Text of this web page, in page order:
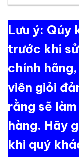
Lưu ý: Qúy
trước khi
chính
viên giỏi
rằng sẽ
hàng. Hãy
khi quý